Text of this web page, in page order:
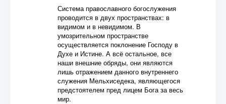
Система православного богослужения
проводится в двух пространствах: в
видимом и в невидимом. В
умозрительном пространстве
осуществляется поклонение Господу в
Духе и Истине. А всё остальное, все
наши внешние обряды, они являются
лишь отражением данного внутреннего
служения Мельхиседека, являющегося
предстоятелем пред лицем Бога за весь
мир.